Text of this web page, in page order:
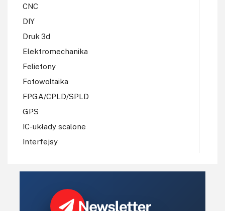
CNC
DIY
Druk 3d
Elektromechanika
Felietony
Fotowoltaika
FPGA/CPLD/SPLD
GPS
IC-układy scalone
Interfejsy
Koła Naukowe